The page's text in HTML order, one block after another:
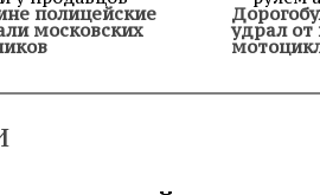
полицейские
московских удрал от